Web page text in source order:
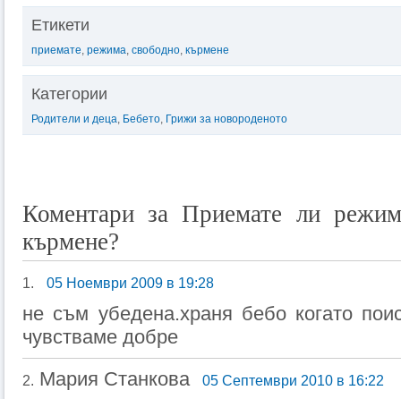
Етикети
приемате, режима, свободно, кърмене
Категории
Родители и деца, Бебето, Грижи за новороденото
Коментари за Приемате ли
кърмене?
1. 05 Ноември 2009 в 19:28
не съм убедена.храня бебо когато
чувстваме добре
2. Мария Станкова 05 Септември 2010 в 16:22